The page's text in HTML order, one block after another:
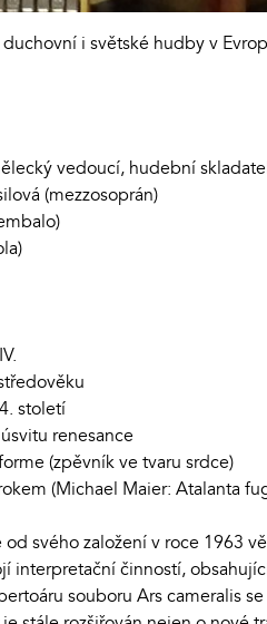
i světské hudby v
vedoucí, hudební
(mezzosoprán)
století
renesance
(zpěvník ve tvaru srdce)
(Michael Maier: Atalanta
od svého založení v roce 1963
interpretační činností,
souboru Ars cameralis